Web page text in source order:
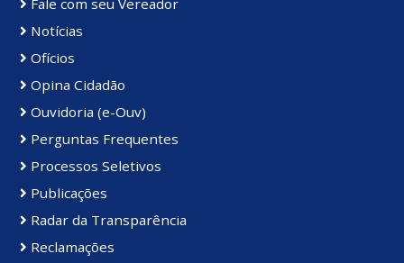
Notícias
Ofícios
Opina Cidadão
Ouvidoria (e-Ouv)
Perguntas Frequentes
Processos Seletivos
Publicações
Radar da Transparência
Reclamações